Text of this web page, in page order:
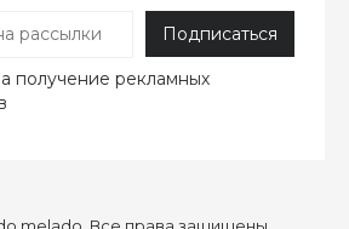
получение рекламных